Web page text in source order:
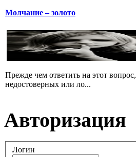
Молчание – золото
Прежде чем ответить на этот
недостоверных или ло...
Авторизация
Логин